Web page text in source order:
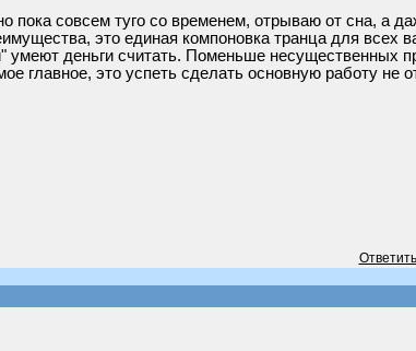
пока совсем туго со временем, отрываю от сна, а
это единая компоновка транца для всех
умеют деньги считать. Поменьше несущественных
главное, это успеть сделать основную работу не